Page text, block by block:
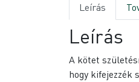
Leírás
Leírás
A kötet
hogy kifejezzék